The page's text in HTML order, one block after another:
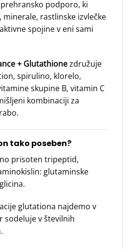
podporo, ki
rastlinske izvlečke
spojine v eni sami
+ Glutathionezdružuje
spirulino, klorelo,
skupine B, vitamin C
kombinaciji za
tako poseben?
prisoten tripeptid,
glutaminske
glutationa najdemo v
sodeluje v številnih